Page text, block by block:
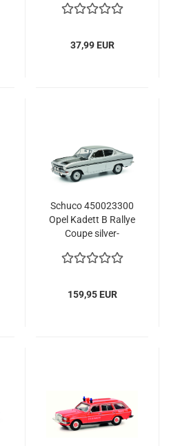
Modellauto
37,99 EUR
Schuco 450023300
Opel Kadett B Rallye
Coupe silver-
1/1000 Modellauto
159,95 EUR